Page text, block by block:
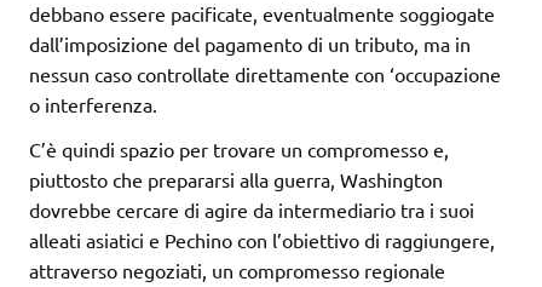
debbano essere pacificate, eventualmente soggiogate
dall’imposizione del pagamento di un tributo, ma in
nessun caso controllate direttamente con ‘occupazione
o interferenza.
C’è quindi spazio per trovare un compromesso e,
piuttosto che prepararsi alla guerra, Washington
dovrebbe cercare di agire da intermediario tra i suoi
alleati asiatici e Pechino con l’obiettivo di raggiungere,
attraverso negoziati, un compromesso regionale